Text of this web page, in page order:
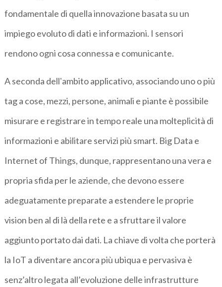
fondamentale di quella innovazione basata su un
impiego evoluto di dati e informazioni. I sensori
rendono ogni cosa connessa e comunicante.
A seconda dellʼambito applicativo, associando uno o più
tag a cose, mezzi, persone, animali e piante è possibile
misurare e registrare in tempo reale una molteplicità di
informazioni e abilitare servizi più smart. Big Data e
Internet of Things, dunque, rappresentano una vera e
propria sfida per le aziende, che devono essere
adeguatamente preparate a estendere le proprie
vision ben al di là della rete e a sfruttare il valore
aggiunto portato dai dati. La chiave di volta che porterà
la IoT a diventare ancora più ubiqua e pervasiva è
senz’altro legata all’evoluzione delle infrastrutture